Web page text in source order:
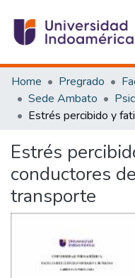
Communities & Collections
All of DSpace
Statistics
Estadísticas Externas
Home Pregrado
Sede Ambato
Estrés
conductores
transporte